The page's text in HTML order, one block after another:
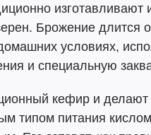
изготавливают
Брожение длится
условиях,
и специальную
кефир и
типом питания